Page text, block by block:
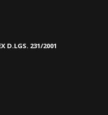
D.LGS. 231/2001